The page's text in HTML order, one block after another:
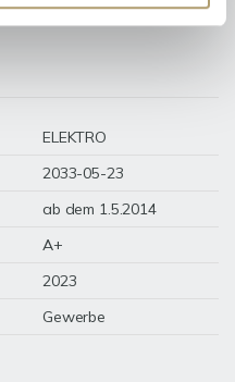
ELEKTRO
2033-05-23
ab dem 1.5.2014
A+
2023
Gewerbe